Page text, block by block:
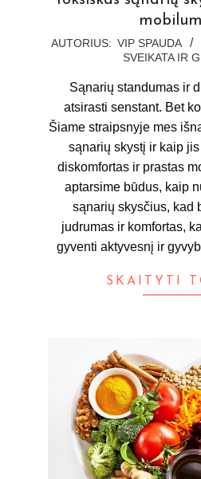
2024-
AUTORIUS: VIP SPAUDA
SVEIKATA IR
Sąnarių standumas ir
atsirasti senstant. Bet
Šiame straipsnyje mes
sąnarių skystį ir kaip
diskomfortas ir prastas
aptarsime būdus, kaip
sąnarių skysčius, kad
judrumas ir komfortas,
gyventi aktyvesnį ir
SKAITYTI